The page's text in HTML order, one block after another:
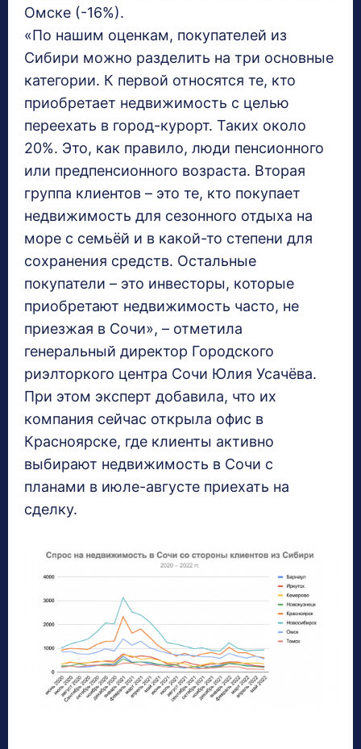
Омске (-16%).
«По нашим оценкам, покупателей из
Сибири можно разделить на три основные
категории. К первой относятся те, кто
приобретает недвижимость с целью
переехать в город-курорт. Таких около
20%. Это, как правило, люди пенсионного
или предпенсионного возраста. Вторая
группа клиентов – это те, кто покупает
недвижимость для сезонного отдыха на
море с семьёй и в какой-то степени для
сохранения средств. Остальные
покупатели – это инвесторы, которые
приобретают недвижимость часто, не
приезжая в Сочи», – отметила
генеральный директор Городского
риэлторкого центра Сочи Юлия Усачёва.
При этом эксперт добавила, что их
компания сейчас открыла офис в
Красноярске, где клиенты активно
выбирают недвижимость в Сочи с
планами в июле-августе приехать на
сделку.